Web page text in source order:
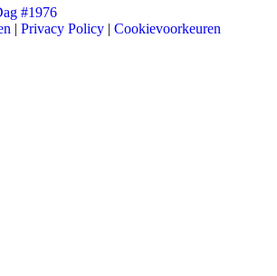
#1976
| Privacy Policy | Cookievoorkeuren